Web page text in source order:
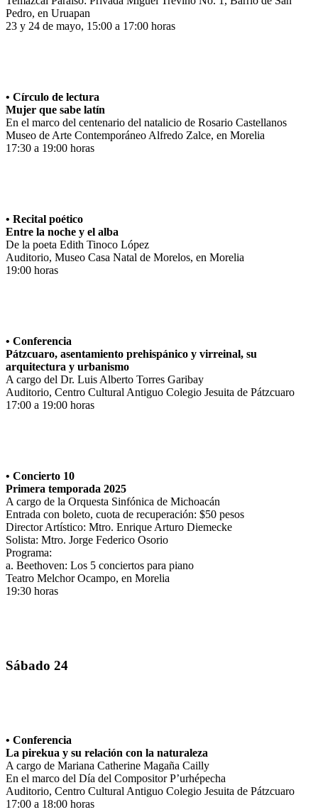
Pedro, en Uruapan
23 y 24 de mayo, 15:00 a 17:00 horas
• Círculo de lectura
Mujer que sabe latín
En el marco del centenario del natalicio de Rosario Castellanos
Museo de Arte Contemporáneo Alfredo Zalce, en Morelia
17:30 a 19:00 horas
• Recital poético
Entre la noche y el alba
De la poeta Edith Tinoco López
Auditorio, Museo Casa Natal de Morelos, en Morelia
19:00 horas
• Conferencia
Pátzcuaro, asentamiento prehispánico y virreinal, su
arquitectura y urbanismo
A cargo del Dr. Luis Alberto Torres Garibay
Auditorio, Centro Cultural Antiguo Colegio Jesuita de Pátzcuaro
17:00 a 19:00 horas
• Concierto 10
Primera temporada 2025
A cargo de la Orquesta Sinfónica de Michoacán
Entrada con boleto, cuota de recuperación: $50 pesos
Director Artístico: Mtro. Enrique Arturo Diemecke
Solista: Mtro. Jorge Federico Osorio
Programa:
a. Beethoven: Los 5 conciertos para piano
Teatro Melchor Ocampo, en Morelia
19:30 horas
Sábado 24
• Conferencia
La pirekua y su relación con la naturaleza
A cargo de Mariana Catherine Magaña Cailly
En el marco del Día del Compositor P’urhépecha
Auditorio, Centro Cultural Antiguo Colegio Jesuita de Pátzcuaro
17:00 a 18:00 horas